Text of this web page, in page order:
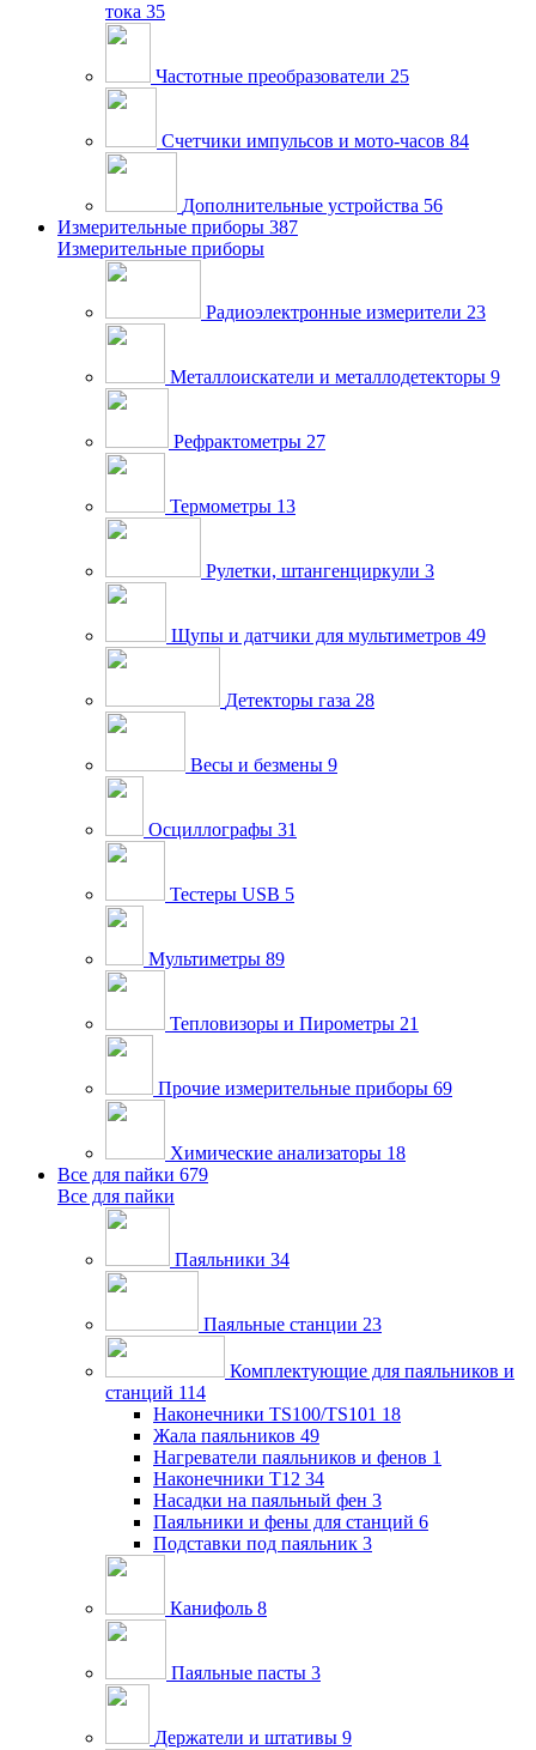
тока 35
Частотные преобразователи 25
Счетчики импульсов и мото-часов 84
Дополнительные устройства 56
Измерительные приборы 387
Измерительные приборы
Радиоэлектронные измерители 23
Металлоискатели и металлодетекторы 9
Рефрактометры 27
Термометры 13
Рулетки, штангенциркули 3
Щупы и датчики для мультиметров 49
Детекторы газа 28
Весы и безмены 9
Осциллографы 31
Тестеры USB 5
Мультиметры 89
Тепловизоры и Пирометры 21
Прочие измерительные приборы 69
Химические анализаторы 18
Все для пайки 679
Все для пайки
Паяльники 34
Паяльные станции 23
Комплектующие для паяльников и
станций 114
Наконечники TS100/TS101 18
Жала паяльников 49
Нагреватели паяльников и фенов 1
Наконечники T12 34
Насадки на паяльный фен 3
Паяльники и фены для станций 6
Подставки под паяльник 3
Канифоль 8
Паяльные пасты 3
Держатели и штативы 9